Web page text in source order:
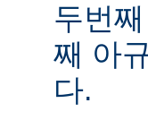
두번
째 아
다.